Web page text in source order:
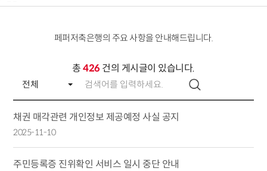
페퍼저축은행의 주요 사항을 안내해드립니다.
총426 건의 게시글이 있습니다.
채권 매각관련 개인정보 제공예정 사실 공지
2025-11-10
주민등록증 진위확인 서비스 일시 중단 안내